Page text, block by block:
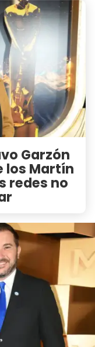
Garzón
los Martín
redes no